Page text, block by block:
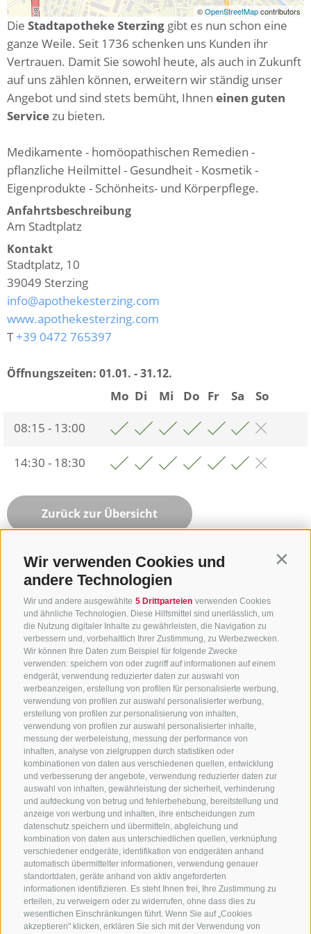
Wir verwenden Cookies und
andere Technologien
Wir und andere ausgewählte 5 Drittparteien verwenden Cookies
und ähnliche Technologien. Diese Hilfsmittel sind unerlässlich, um
die Nutzung digitaler Inhalte zu gewährleisten, die Navigation zu
verbessern und, vorbehaltlich Ihrer Zustimmung, zu Werbezwecken.
Wir können Ihre Daten zum Beispiel für folgende Zwecke
verwenden: speichern von oder zugriff auf informationen auf einem
endgerät, verwendung reduzierter daten zur auswahl von
werbeanzeigen, erstellung von profilen für personalisierte werbung,
verwendung von profilen zur auswahl personalisierter werbung,
erstellung von profilen zur personalisierung von inhalten,
verwendung von profilen zur auswahl personalisierter inhalte,
messung der werbeleistung, messung der performance von
inhalten, analyse von zielgruppen durch statistiken oder
kombinationen von daten aus verschiedenen quellen, entwicklung
und verbesserung der angebote, verwendung reduzierter daten zur
auswahl von inhalten, gewährleistung der sicherheit, verhinderung
und aufdeckung von betrug und fehlerbehebung, bereitstellung und
anzeige von werbung und inhalten, ihre entscheidungen zum
datenschutz speichern und übermitteln, abgleichung und
kombination von daten aus unterschiedlichen quellen, verknüpfung
verschiedener endgeräte, identifikation von endgeräten anhand
automatisch übermittelter informationen, verwendung genauer
standortdaten, geräte anhand von aktiv angeforderten
informationen identifizieren. Es steht Ihnen frei, Ihre Zustimmung zu
erteilen, zu verweigern oder zu widerrufen, ohne dass dies zu
wesentlichen Einschränkungen führt. Wenn Sie auf „Cookies
akzeptieren" klicken, erklären Sie sich mit der Verwendung von
©OpenStreetMapcontributors
Die Stadtapotheke Sterzing gibt es nun schon eine
ganze Weile. Seit 1736 schenken uns Kunden ihr
Vertrauen. Damit Sie sowohl heute, als auch in Zukunft
auf uns zählen können, erweitern wir ständig unser
Angebot und sind stets bemüht, Ihnen einen guten
Servicezu bieten.
Medikamente - homöopathischen Remedien -
pflanzliche Heilmittel - Gesundheit - Kosmetik -
Eigenprodukte - Schönheits- und Körperpflege.
Anfahrtsbeschreibung
Am Stadtplatz
Kontakt
Stadtplatz, 10
39049 Sterzing
info@apothekesterzing.com
www.apothekesterzing.com
T+39 0472 765397
Öffnungszeiten: 01.01. - 31.12.
Mo Di Mi Do Fr Sa
So
08:15 - 13:00
14:30 - 18:30
Zurück zur Übersicht
KONTAKTIERE UNS
+39 0472 765 325
info@sterzing.com
NEWSLETTER
Bleib am Laufenden